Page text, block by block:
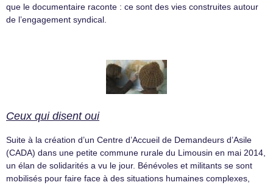
que le documentaire raconte : ce sont des vies construites autour
de l’engagement syndical.
Ceux qui disent oui
Suite à la création d’un Centre d’Accueil de Demandeurs d’Asile
(CADA) dans une petite commune rurale du Limousin en mai 2014,
un élan de solidarités a vu le jour. Bénévoles et militants se sont
mobilisés pour faire face à des situations humaines complexes,